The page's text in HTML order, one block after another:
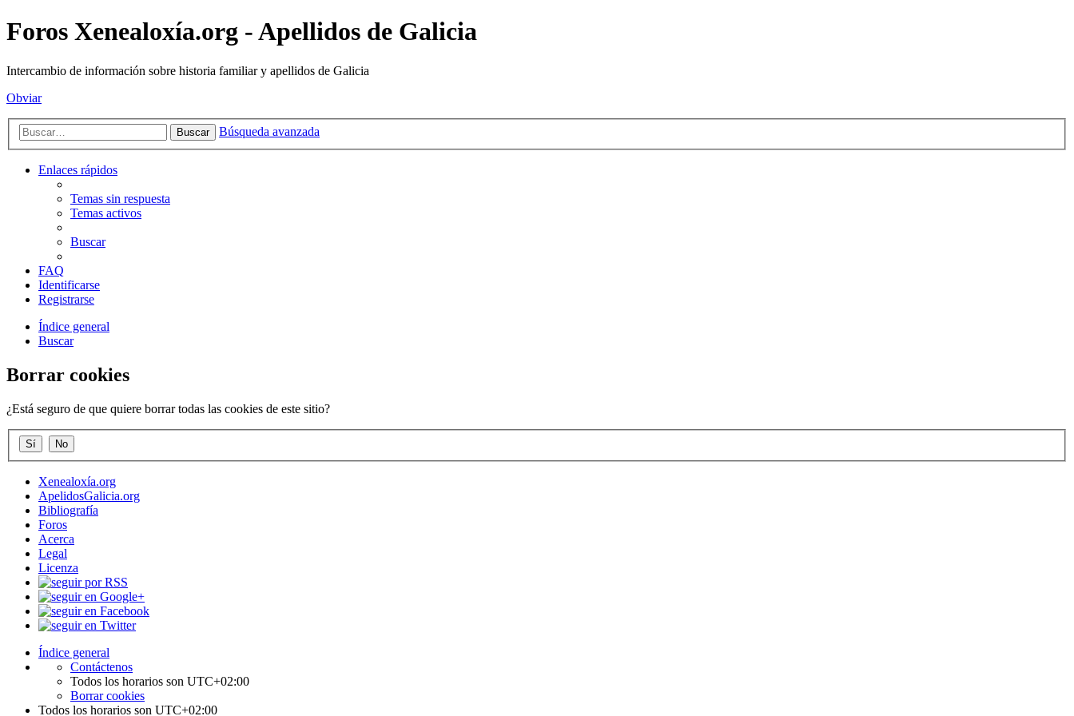
Foros Xenealoxía.org - Apellidos de Galicia
Intercambio de información sobre historia familiar y apellidos de Galicia
Obviar
Buscar Búsqueda avanzada
Enlaces rápidos
Temas sin respuesta
Temas activos
Buscar
FAQ
Identificarse
Registrarse
Índice general
Buscar
Borrar cookies
¿Está seguro de que quiere borrar todas las cookies de este sitio?
Xenealoxía.org
ApelidosGalicia.org
Bibliografía
Foros
Acerca
Legal
Licenza
Índice general
Contáctenos
Todos los horarios son UTC+02:00
Borrar cookies
Todos los horarios son UTC+02:00